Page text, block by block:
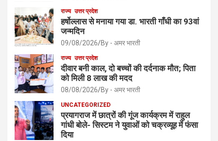
राज्य उत्तर प्रदेश
हर्षोल्लास से मनाया गया डा. भारती गाँधी का 93वां
जन्मदिन
09/08/2026 By - अमर भारती
राज्य उत्तर प्रदेश
दीवार बनी काल, दो बच्चों की दर्दनाक मौत; पिता
को मिली 8 लाख की मदद
08/08/2026 By - अमर भारती
UNCATEGORIZED
प्रयागराज में छात्रों की गूंज कार्यक्रम में राहुल
गांधी बोले- सिस्टम ने युवाओं को चक्रव्यूह में फंसा
दिया